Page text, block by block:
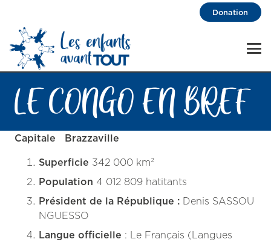
Donation
LE CONGO EN BREF
Capitale Brazzaville
Superficie 342 000 km²
Population 4 012 809 hatitants
Président de la République : Denis SASSOU
NGUESSO
Langue officielle : Le Français (Langues